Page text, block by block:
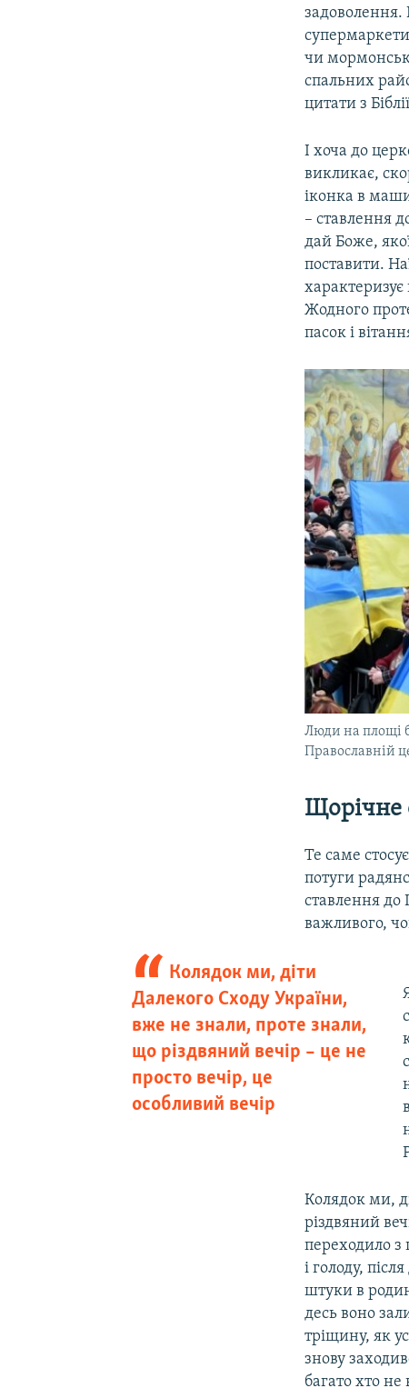
задоволення.
чи
спальних
цитати з
І хоча до
викликає,
іконка в
– ставлення
дай Боже,
поставити.
Жодного
пасок і
Люди на площі
Православній
Щорічне
Те саме
потуги
ставлення до
важливого,
Колядок ми, діти
Далекого Сходу України,
вже не знали, проте знали,
що різдвяний вечір – це не
просто вечір, це
особливий вечір
Колядок ми,
різдвяний
переходило з
і голоду,
штуки в
десь воно
тріщину, як
знову
багато хто